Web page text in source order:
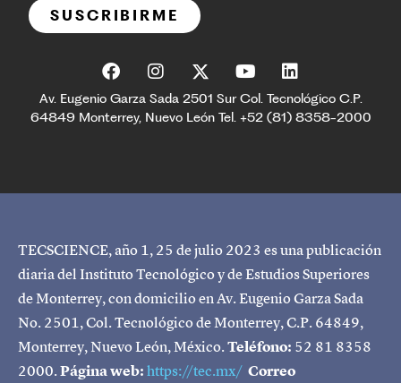
SUSCRIBIRME
Av. Eugenio Garza Sada 2501 Sur Col. Tecnológico C.P.
64849 Monterrey, Nuevo León Tel. +52 (81) 8358-2000
TECSCIENCE, año 1, 25 de julio 2023 es una publicación
diaria del Instituto Tecnológico y de Estudios Superiores
de Monterrey, con domicilio en Av. Eugenio Garza Sada
No. 2501, Col. Tecnológico de Monterrey, C.P. 64849,
Monterrey, Nuevo León, México.Teléfono: 52 81 8358
2000.Página web:https://tec.mx/ Correo